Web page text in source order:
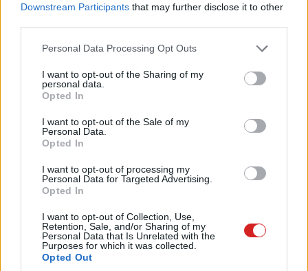
Downstream Participants that may further disclose it to other
Please note that this website/app uses one or more Google
not limited to your visit or usage behaviour. You may click to
grant or deny consent to Google and its third-party tags to
use your data for below specified purposes in below Google
consent section.
Personal Data Processing Opt Outs
I want to opt-out of the Sharing of my
personal data.
Opted In
I want to opt-out of the Sale of my
Personal Data.
Opted In
I want to opt-out of processing my
Personal Data for Targeted Advertising.
Opted In
I want to opt-out of Collection, Use,
Retention, Sale, and/or Sharing of my
Personal Data that Is Unrelated with the
Purposes for which it was collected.
Opted Out
Szintén mobilra érkezik a Journeys funkció, amely
korábban csak az asztali Edge-ben volt elérhető. Ez
témák szerint rendezi a böngészési előzményeket,
így könnyebb visszatérni egy félbehagyott kereséshez.
Emellett a Voice és Vision funkciók is megjelennek,
amelyekkel a felhasználók szóban kommunikálhatnak a
képernyőn látott tartalomról. A Microsoft az új lapoldalt
is áttervezte, hogy a keresés, a böngészés és a Copilot-
chat egyetlen letisztult felületen legyen elérhető.
Pulzusméréssel segíti a biztonságos mozgást az új
balatoni kardioösvény (X)
4 és egy 8 km-es egészségügyi tanösvény nyílt
Balatonalmádiban.